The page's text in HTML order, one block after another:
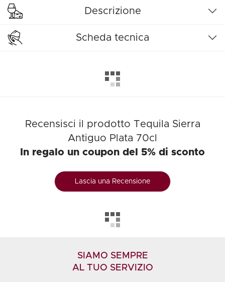
Descrizione
Scheda tecnica
Recensisci il prodotto Tequila Sierra
Antiguo Plata 70cl
In regalo un coupon del 5% di sconto
Lascia una Recensione
SIAMO SEMPRE
AL TUO SERVIZIO